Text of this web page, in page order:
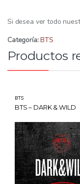
Si desea ver todo
Categoría:BTS
Productos
BTS
BTS – DARK & WILD